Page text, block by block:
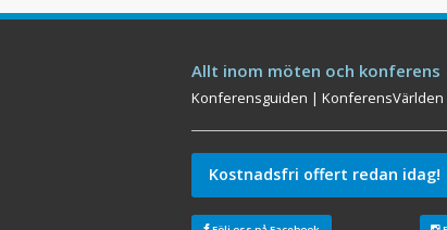
Allt inom möten och konferens
Konferensguiden |KonferensVärlden
Kostnadsfri offert redan idag!